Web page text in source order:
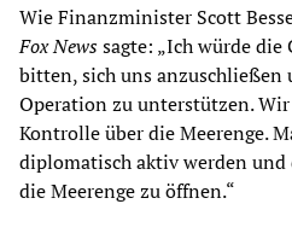
Wie Finanzminister Scott
Fox Newssagte: „Ich würde
bitten, sich uns
Operation zu unterstützen.
Kontrolle über die Meerenge.
diplomatisch aktiv werden
die Meerenge zu öffnen.“